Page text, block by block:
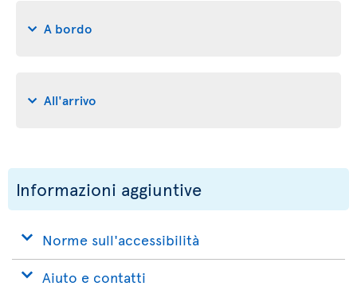
A bordo
All'arrivo
Informazioni aggiuntive
Norme sull'accessibilità
Aiuto e contatti